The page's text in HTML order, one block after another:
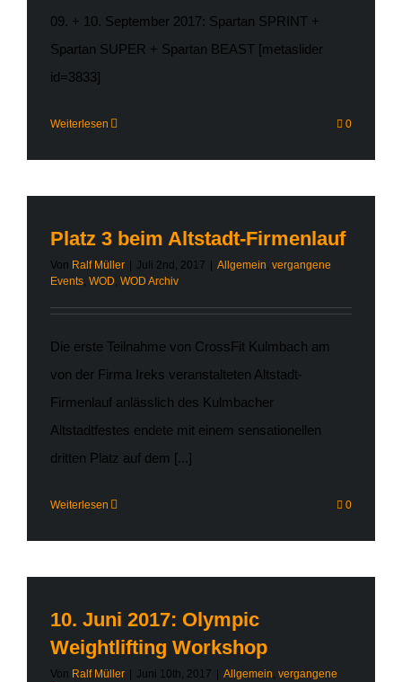
09. + 10. September 2017: Spartan SPRINT +
Spartan SUPER + Spartan BEAST [metaslider
id=3833]
Weiterlesen 0
Platz 3 beim Altstadt-Firmenlauf
Von Ralf Müller Juli 2nd, 2017 Allgemein, vergangene
Events, WOD, WOD Archiv
Die erste Teilnahme von CrossFit Kulmbach am
von der Firma Ireks veranstalteten Altstadt-
Firmenlauf anlässlich des Kulmbacher
Altstadtfestes endete mit einem sensationellen
dritten Platz auf dem [...]
Weiterlesen 0
10. Juni 2017: Olympic
Weightlifting Workshop
Von Ralf Müller Juni 10th, 2017 Allgemein, vergangene